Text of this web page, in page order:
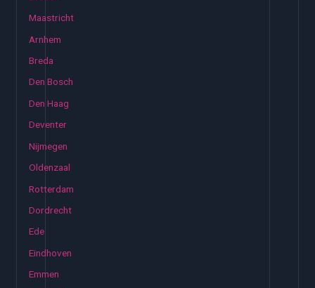
Maastricht
Arnhem
Breda
Den Bosch
Den Haag
Deventer
Nijmegen
Oldenzaal
Rotterdam
Dordrecht
Ede
Eindhoven
Emmen